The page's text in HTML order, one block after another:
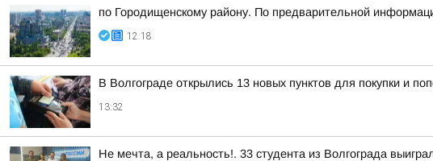
по Городищенскому району. По предварительной
12:18
В Волгограде открылись 13 новых пунктов для покупки и
13:32
Не мечта, а реальность!. 33 студента из Волгограда